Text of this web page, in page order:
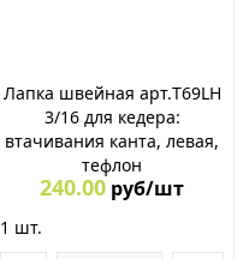
Лапка швейная арт.T69LH
3/16 для кедера:
втачивания канта, левая,
тефлон
240.00 руб/шт
1 шт.